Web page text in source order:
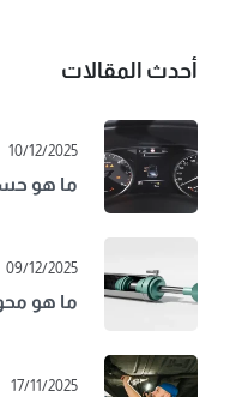
أحدث المقالات
10/12/2025
ما هو
09/12/2025
ما هو
17/11/2025